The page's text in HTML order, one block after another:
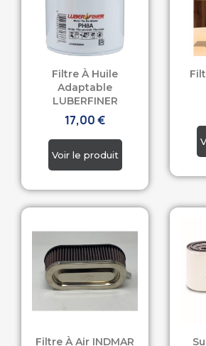
Filtre À Huile
Adaptable
LUBERFINER
17,00 €
Filtre À Eau Avec
Filtre À Air INDMAR Support Filtre À